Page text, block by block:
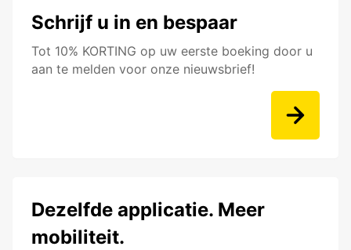
Schrijf u in en bespaar
Tot 10% KORTING op uw eerste boeking door u
aan te melden voor onze nieuwsbrief!
Dezelfde applicatie. Meer
mobiliteit.